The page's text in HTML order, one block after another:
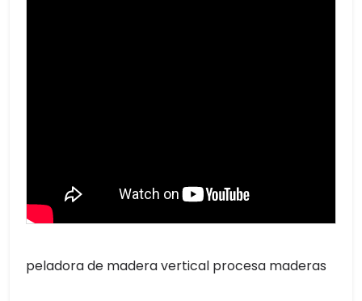
peladora de madera vertical procesa maderas